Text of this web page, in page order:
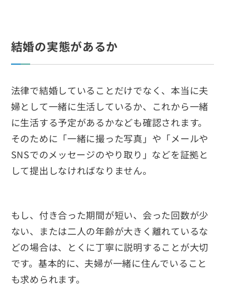
結婚の実態があるか
法律で結婚していることだけでなく、本当に夫
婦として一緒に生活しているか、これから一緒
に生活する予定があるかなども確認されます。
そのために「一緒に撮った写真」や「メールや
SNSでのメッセージのやり取り」などを証拠と
して提出しなければなりません。
もし、付き合った期間が短い、会った回数が少
ない、または二人の年齢が大きく離れているな
どの場合は、とくに丁寧に説明することが大切
です。基本的に、夫婦が一緒に住んでいること
も求められます。